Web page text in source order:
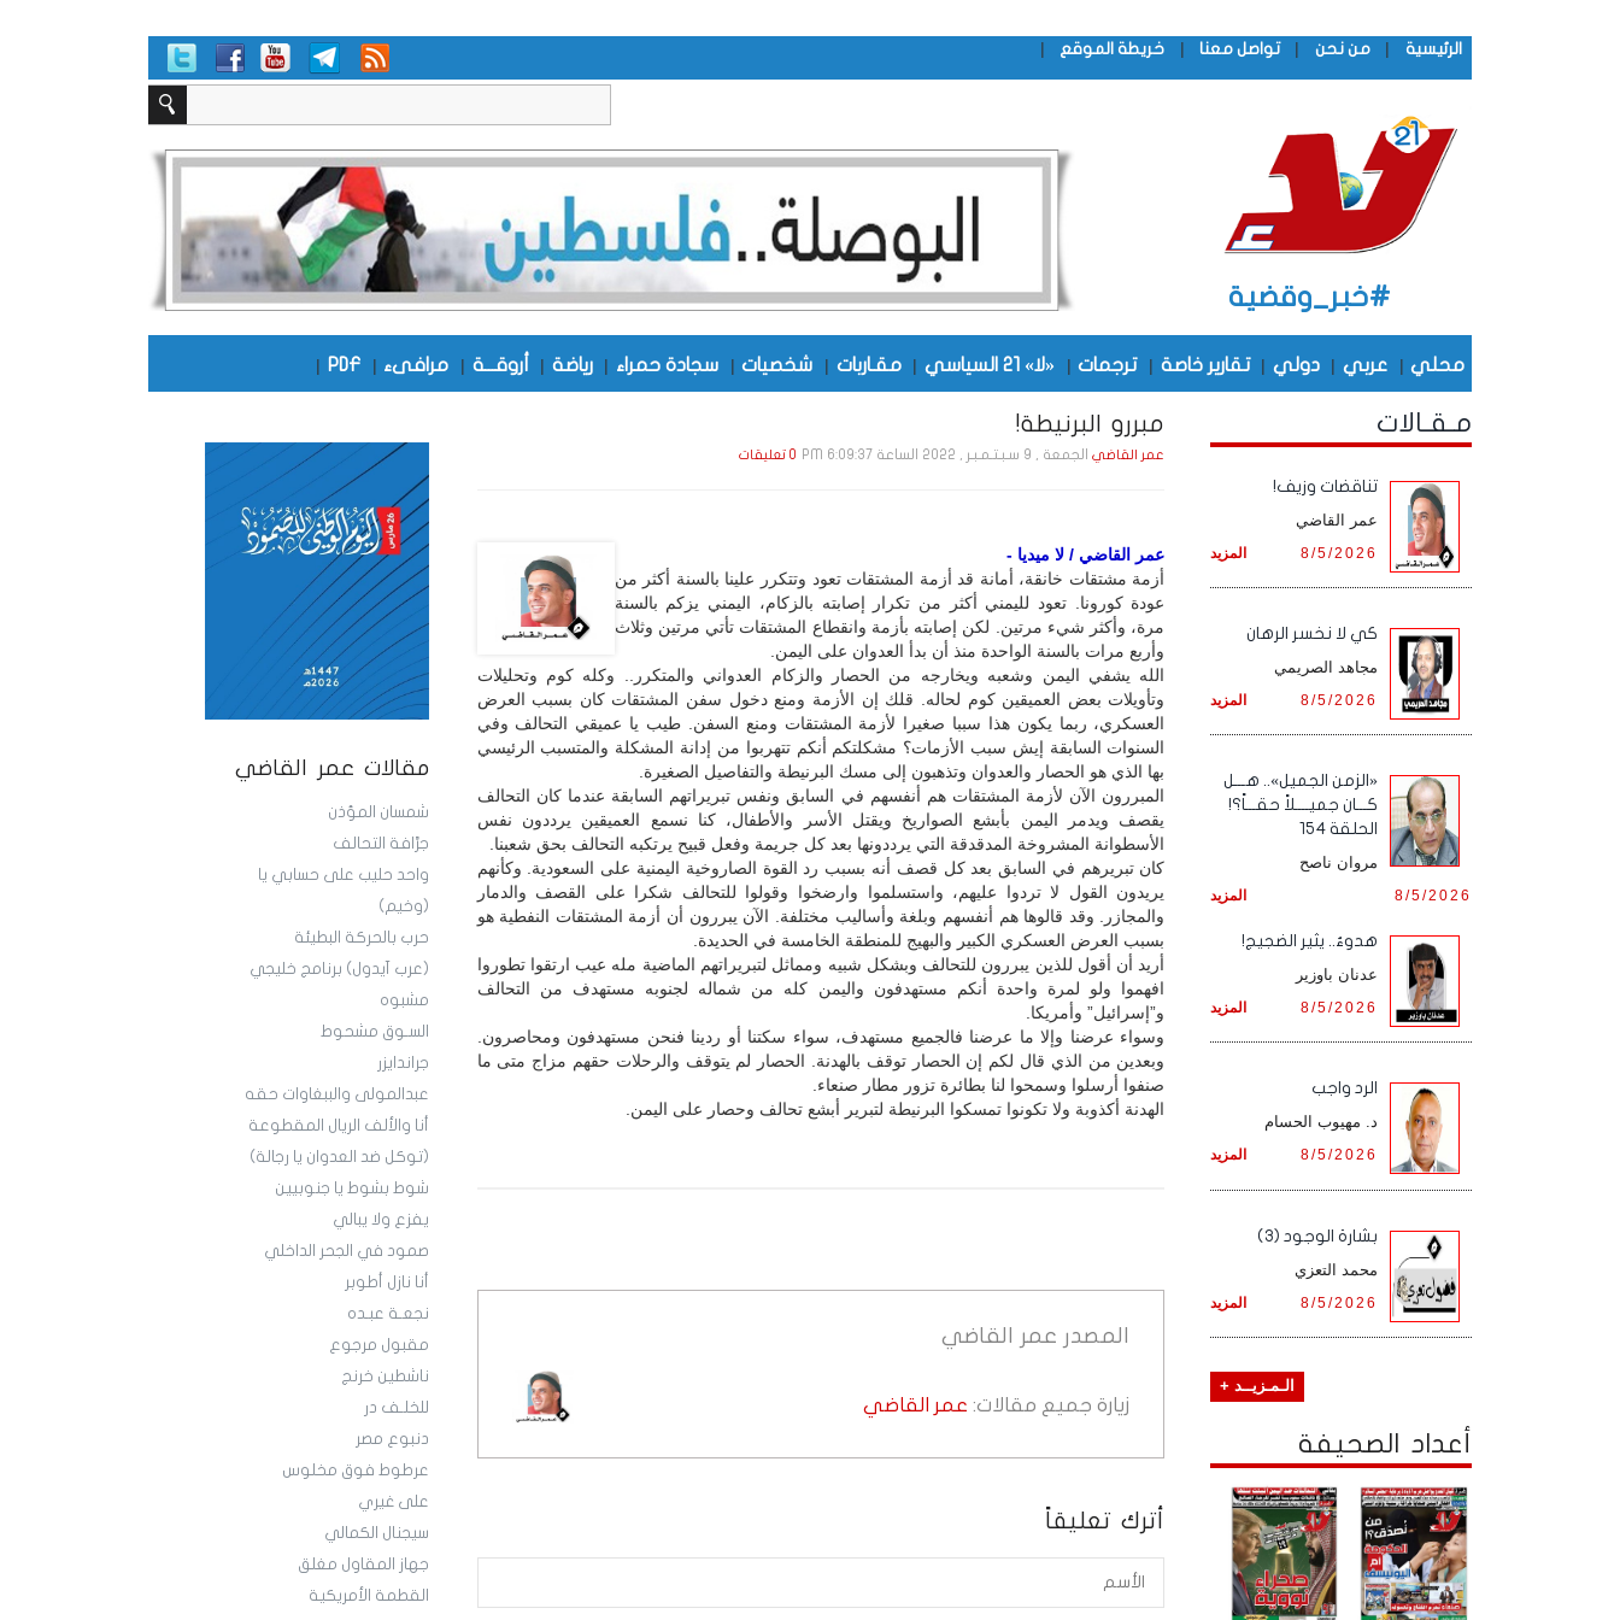
الرئيسية | من نحن | تواصل معنا | خريطة الموقع |
#خبر_وقضية
محلي | عربي | دولي | تقارير خاصة | ترجمات | «لا» 21 السياسي | مقـاربات | شخصيات | سجادة حمراء | رياضة | أروقـــة | مرافىء |
PDF
|
مقالات عمر القاضي
شمسان المؤذن
جرَّافة التحالف
واحد حليب على حسابي يا
(وخيم)
حرب بالحركة البطيئة
(عرب آيدول) برنامج خليجي
مشبوه
السـوق مشحوط
جراندايزر
عبدالمولى والببغاوات حقه
أنا والألف الريال المقطوعة
(توكل ضد العدوان يا رجالة)
شوط بشوط يا جنوبيين
يفزع ولا يبالي
صمود في الجحر الداخلي
أنا نازل أطوبر
نجعـة عبـده
مقبول مرجوع
ناشطين خرنج
للخلـف در
دنبوع مصر
عرطوط فوق مخلوس
على غيري
سيجنال الكمالي
جهاز المقاول مغلق
القطمة الأمريكية
مبررو البرنيطة!
عمر القاضيالجمعة , 9 سـبـتـمـبـر , 2022 الساعة 6:09:37 PM 0 تعليقات
عمر القاضي / لا ميديا -
أزمة مشتقات خانقة، أمانة قد أزمة المشتقات تعود وتتكرر علينا بالسنة أكثر من
عودة كورونا. تعود لليمني أكثر من تكرار إصابته بالزكام، اليمني يزكم بالسنة
مرة، وأكثر شيء مرتين. لكن إصابته بأزمة وانقطاع المشتقات تأتي مرتين وثلاث
وأربع مرات بالسنة الواحدة منذ أن بدأ العدوان على اليمن.
الله يشفي اليمن وشعبه ويخارجه من الحصار والزكام العدواني والمتكرر.. وكله كوم وتحليلات
وتأويلات بعض العميقين كوم لحاله. قلك إن الأزمة ومنع دخول سفن المشتقات كان بسبب العرض
العسكري، ربما يكون هذا سببا صغيرا لأزمة المشتقات ومنع السفن. طيب يا عميقي التحالف وفي
السنوات السابقة إيش سبب الأزمات؟ مشكلتكم أنكم تتهربوا من إدانة المشكلة والمتسبب الرئيسي
بها الذي هو الحصار والعدوان وتذهبون إلى مسك البرنيطة والتفاصيل الصغيرة.
المبررون الآن لأزمة المشتقات هم أنفسهم في السابق ونفس تبريراتهم السابقة عندما كان التحالف
يقصف ويدمر اليمن بأبشع الصواريخ ويقتل الأسر والأطفال، كنا نسمع العميقين يرددون نفس
الأسطوانة المشروخة المدقدقة التي يرددونها بعد كل جريمة وفعل قبيح يرتكبه التحالف بحق شعبنا.
كان تبريرهم في السابق بعد كل قصف أنه بسبب رد القوة الصاروخية اليمنية على السعودية. وكأنهم
يريدون القول لا تردوا عليهم، واستسلموا وارضخوا وقولوا للتحالف شكرا على القصف والدمار
والمجازر. وقد قالوها هم أنفسهم وبلغة وأساليب مختلفة. الآن يبررون أن أزمة المشتقات النفطية هو
بسبب العرض العسكري الكبير والبهيج للمنطقة الخامسة في الحديدة.
أريد أن أقول للذين يبررون للتحالف وبشكل شبيه ومماثل لتبريراتهم الماضية مله عيب ارتقوا تطوروا
افهموا ولو لمرة واحدة أنكم مستهدفون واليمن كله من شماله لجنوبه مستهدف من التحالف
و”إسرائيل” وأمريكا.
وسواء عرضنا وإلا ما عرضنا فالجميع مستهدف، سواء سكتنا أو ردينا فنحن مستهدفون ومحاصرون.
وبعدين من الذي قال لكم إن الحصار توقف بالهدنة. الحصار لم يتوقف والرحلات حقهم مزاج متى ما
صنفوا أرسلوا وسمحوا لنا بطائرة تزور مطار صنعاء.
الهدنة أكذوبة ولا تكونوا تمسكوا البرنيطة لتبرير أبشع تحالف وحصار على اليمن.
المصدر عمر القاضي
زيارة جميع مقالات: عمر القاضي
أترك تعليقاً
مـقـالات
تناقضات وزيف!
عمر القاضي
المزيد 8/5/2026
كي لا نخسر الرهان
مجاهد الصريمي
المزيد 8/5/2026
«الزمن الجميل».. هـــل
كـــان جميــــلاً حقـــاً؟!
الحلقة 154
مروان ناصح
المزيد 8/5/2026
هدوءٌ.. يثير الضجيج!
عدنان باوزير
المزيد 8/5/2026
الرد واجب
د. مهيوب الحسام
المزيد 8/5/2026
بشارة الوجود (3)
محمد التعزي
المزيد 8/5/2026
الـمـزيــد +
أعداد الصحيفة